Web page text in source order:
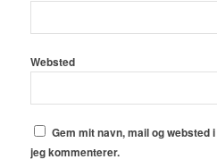
Websted
Gem mit navn, mail og
jeg kommenterer.